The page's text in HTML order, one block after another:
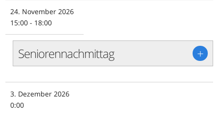
24. November 2026
15:00 - 18:00
Seniorennachmittag +
3. Dezember 2026
0:00